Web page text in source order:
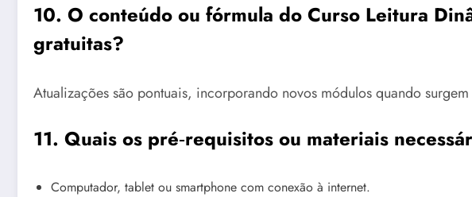
10. O conteúdo ou fórmula do Curso Leitura
gratuitas?
Atualizações são pontuais, incorporando novos módulos quando
11. Quais os pré‑requisitos ou materiais
Computador, tablet ou smartphone com conexão à internet.